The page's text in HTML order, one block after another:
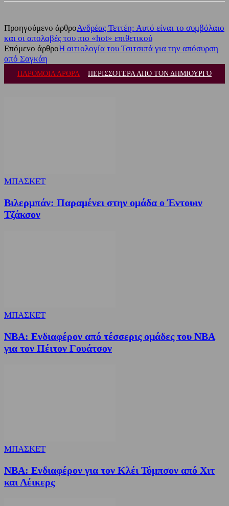
Προηγούμενο άρθροΑνδρέας Τεττέη: Αυτό είναι το συμβόλαιο
και οι απολαβές του πιο «hot» επιθετικού
Επόμενο άρθροΗ αιτιολογία του Τσιτσιπά για την απόσυρση
από Σαγκάη
ΠΑΡΟΜΟΙΑ ΑΡΘΡΑ ΠΕΡΙΣΣΟΤΕΡΑ ΑΠΟ ΤΟΝ ΔΗΜΙΟΥΡΓΟ
ΜΠΑΣΚΕΤ
Βιλερμπάν: Παραμένει στην ομάδα ο Έντουιν
Τζάκσον
ΜΠΑΣΚΕΤ
NBA: Ενδιαφέρον από τέσσερις ομάδες του NBA
για τον Πέιτον Γουάτσον
ΜΠΑΣΚΕΤ
NBA: Ενδιαφέρον για τον Κλέι Τόμπσον από Χιτ
και Λέικερς